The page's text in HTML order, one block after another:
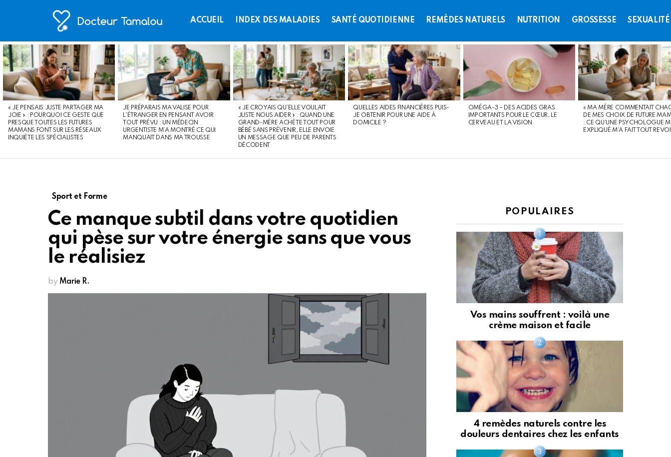
ACCUEIL INDEX DES MALADIES SANTÉ QUOTIDIENNE REMÈDES NATURELS NUTRITION GROSSESSE SEXUALITÉ
LATEST
STORIES
« JE PENSAIS JUSTE PARTAGER MA
JOIE » : POURQUOI CE GESTE QUE
PRESQUE TOUTES LES FUTURES
MAMANS FONT SUR LES RÉSEAUX
INQUIÈTE LES SPÉCIALISTES
JE PRÉPARAIS MA VALISE POUR
L’ÉTRANGER EN PENSANT AVOIR
TOUT PRÉVU : UN MÉDECIN
URGENTISTE M’A MONTRÉ CE QUI
MANQUAIT DANS MA TROUSSE
« JE CROYAIS QU’ELLE VOULAIT
JUSTE NOUS AIDER » : QUAND UNE
GRAND-MÈRE ACHÈTE TOUT POUR
BÉBÉ SANS PRÉVENIR, ELLE ENVOIE
UN MESSAGE QUE PEU DE PARENTS
DÉCODENT
QUELLES AIDES FINANCIÈRES PUIS-
JE OBTENIR POUR UNE AIDE À
DOMICILE ?
OMÉGA-3 – DES ACIDES GRAS
IMPORTANTS POUR LE CŒUR, LE
CERVEAU ET LA VISION
« MA MÈRE COMMENTAIT
DE MES CHOIX DE FUTURE
: CE QU’UNE PSYCHOLOGUE
EXPLIQUÉ M’A FAIT TOUT
Sport et Forme
Ce manque subtil dans votre quotidien
qui pèse sur votre énergie sans que vous
le réalisiez
by Marie R.
POPULAIRES
Vos mains souffrent : voilà une
crème maison et facile
4 remèdes naturels contre les
douleurs dentaires chez les enfants